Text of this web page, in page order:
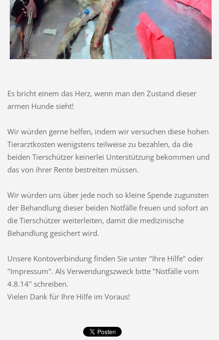
Es bricht einem das Herz, wenn man den Zustand dieser
armen Hunde sieht!
Wir würden gerne helfen, indem wir versuchen diese hohen
Tierarztkosten wenigstens teilweise zu bezahlen, da die
beiden Tierschützer keinerlei Unterstützung bekommen und
das von ihrer Rente bestreiten müssen.
Wir würden uns über jede noch so kleine Spende zugunsten
der Behandlung dieser beiden Notfälle freuen und sofort an
die Tierschützer weiterleiten, damit die medizinische
Behandlung gesichert wird.
Unsere Kontoverbindung finden Sie unter "Ihre Hilfe" oder
"Impressum". Als Verwendungszweck bitte "Notfälle vom
4.8.14" schreiben.
Vielen Dank für Ihre Hilfe im Voraus!